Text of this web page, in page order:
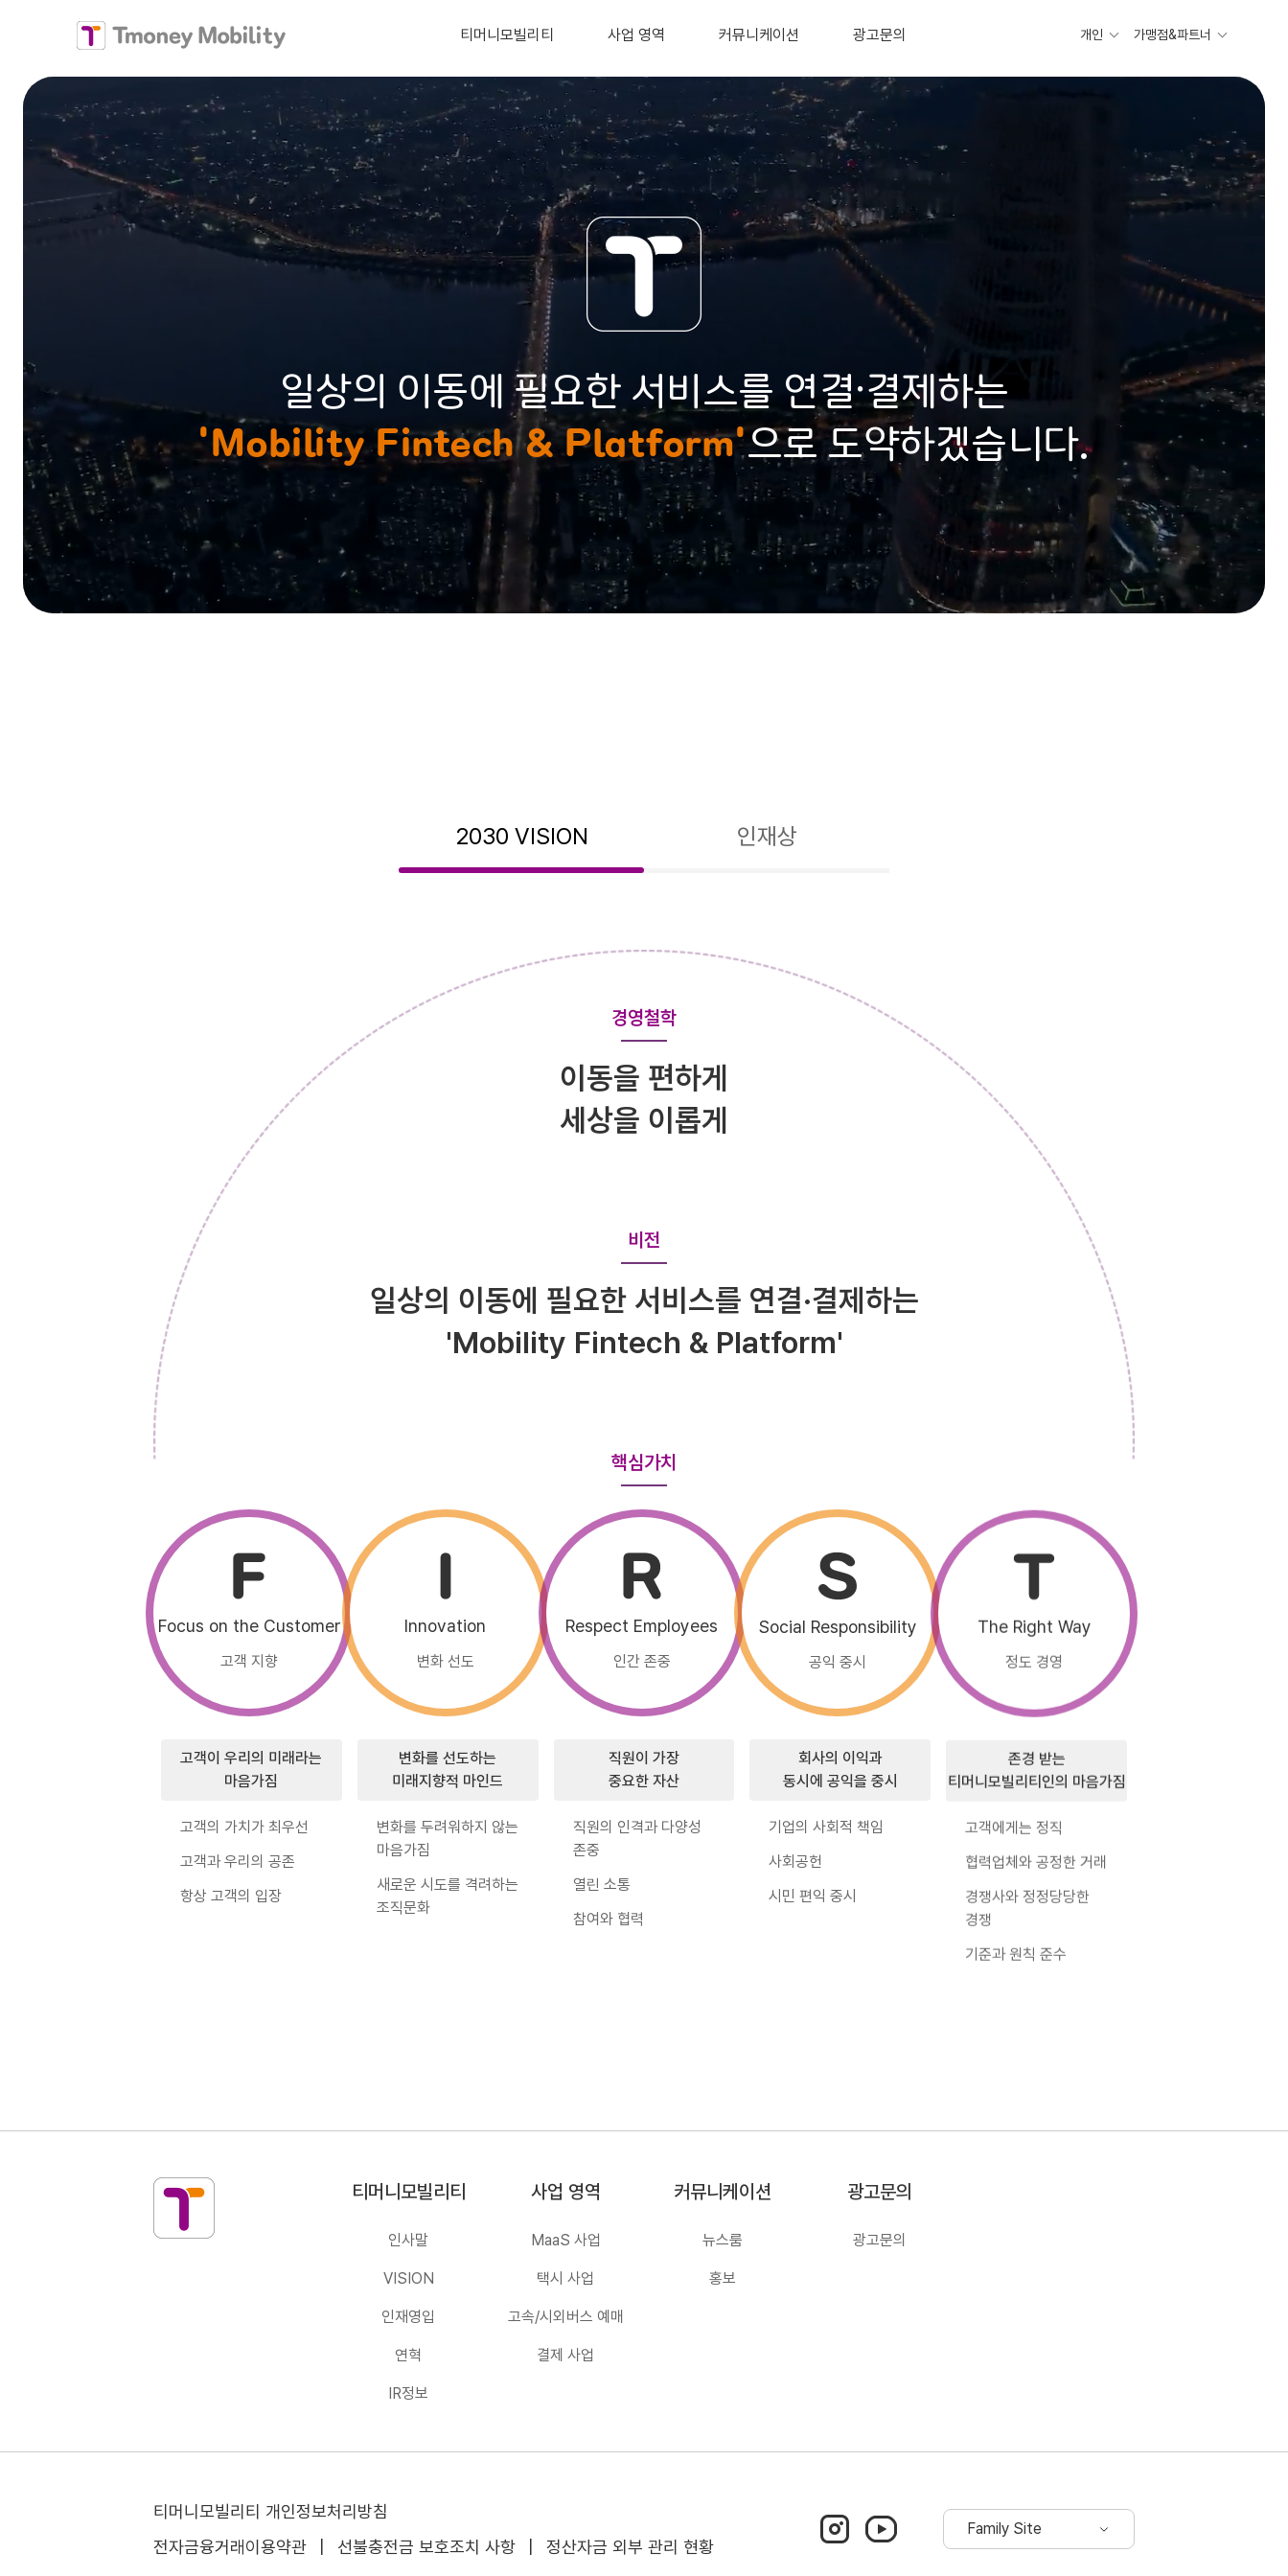
티머니모빌리티 티머니모빌리티 사업 영역 커뮤니케이션 광고문의 개인 가맹점&파트너
일상의 이동에 필요한 서비스를 연결·결제하는
'Mobility Fintech & Platform'으로 도약하겠습니다.
2030 VISION 인재상
경영철학
이동을 편하게
세상을 이롭게
비전
일상의 이동에 필요한 서비스를 연결·결제하는
'Mobility Fintech & Platform'
핵심가치
Focus on the Customer
고객 지향
고객이 우리의 미래라는
마음가짐
고객의 가치가 최우선
고객과 우리의 공존
항상 고객의 입장
Innovation
변화 선도
변화를 선도하는
미래지향적 마인드
변화를 두려워하지 않는
마음가짐
새로운 시도를 격려하는
조직문화
Respect Employees
인간 존중
직원이 가장
중요한 자산
직원의 인격과 다양성
존중
열린 소통
참여와 협력
Social Responsibility
공익 중시
회사의 이익과
동시에 공익을 중시
기업의 사회적 책임
사회공헌
시민 편익 중시
The Right Way
정도 경영
존경 받는
티머니모빌리티인의 마음가짐
고객에게는 정직
협력업체와 공정한 거래
경쟁사와 정정당당한
경쟁
기준과 원칙 준수
티머니모빌리티 티머니모빌리티
인사말
VISION
인재영입
연혁
IR정보
사업 영역
MaaS 사업
택시 사업
고속/시외버스 예매
결제 사업
커뮤니케이션
뉴스룸
홍보
광고문의
광고문의
티머니모빌리티 개인정보처리방침
전자금융거래이용약관
선불충전금 보호조치 사항 정산자금 외부 관리 현황
인스타그램
바로가기
유튜브
바로가기
Family Site
드롭다운